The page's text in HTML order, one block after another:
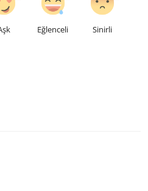
Eğlenceli Sinirli